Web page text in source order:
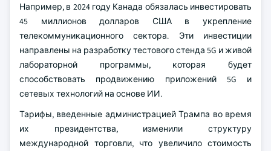
Например, в 2024 году Канада обязалась инвестировать
45 миллионов долларов США в укрепление
телекоммуникационного сектора. Эти инвестиции
направлены на разработку тестового стенда 5G и живой
лабораторной программы, которая будет
способствовать продвижению приложений 5G и
сетевых технологий на основе ИИ.
Тарифы, введенные администрацией Трампа во время
их президентства, изменили структуру
международной торговли, что увеличило стоимость